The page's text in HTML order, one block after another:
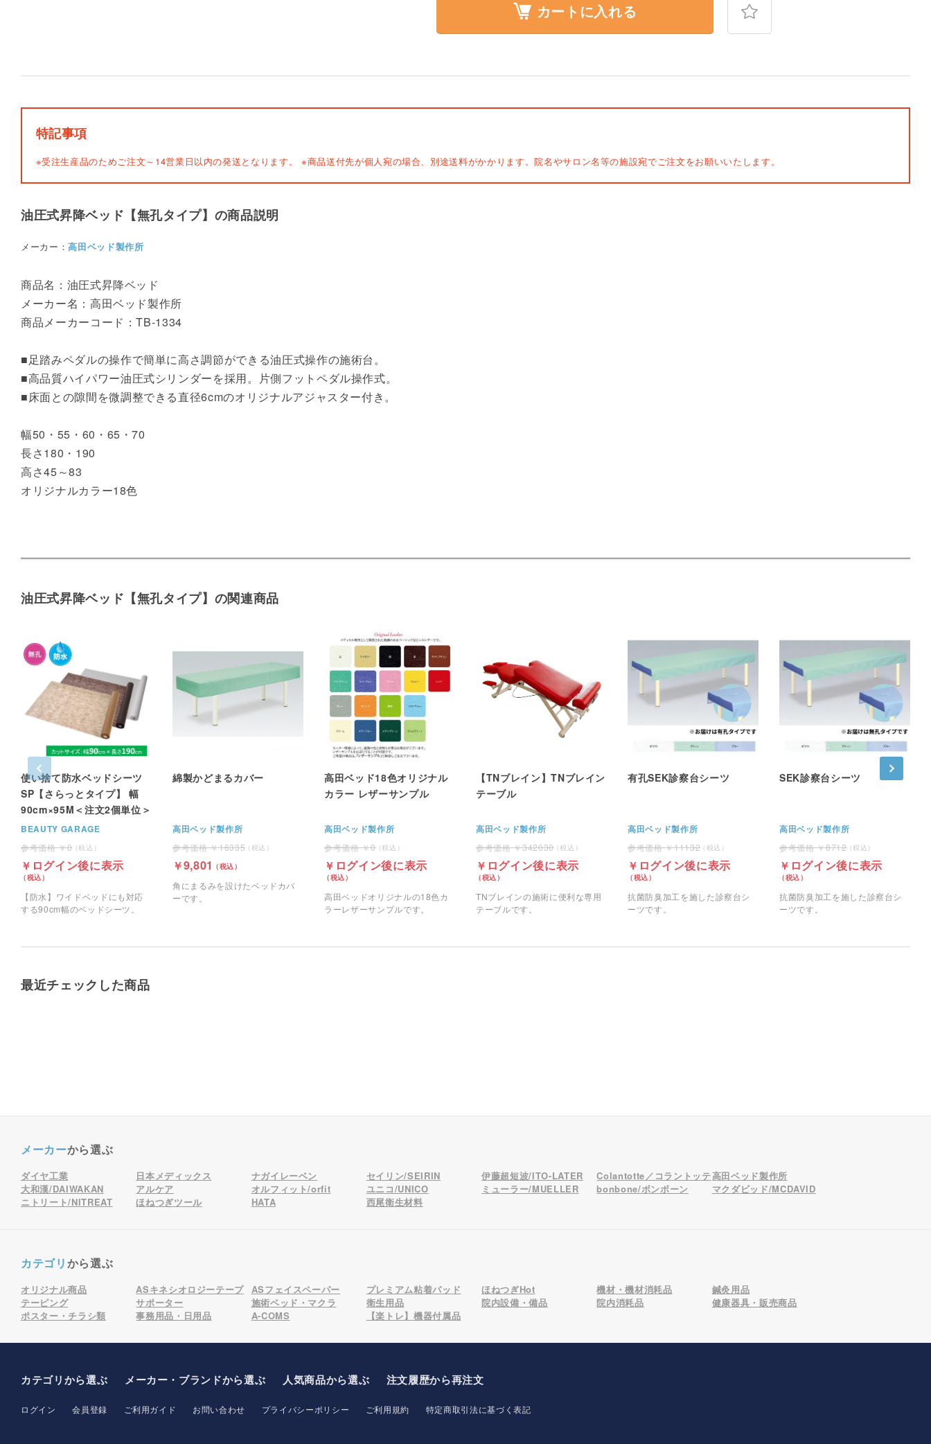
カートに入れる
特記事項
※受注生産品のためご注文～14営業日以内の発送となります。 ※商品送付先が個人宛の場合、別途送料がかかります。院名やサロン名等の施設宛でご注文をお願いいたします。
油圧式昇降ベッド【無孔タイプ】の商品説明
メーカー：高田ベッド製作所
商品名：油圧式昇降ベッド
メーカー名：高田ベッド製作所
商品メーカーコード：TB-1334
■足踏みペダルの操作で簡単に高さ調節ができる油圧式操作の施術台。
■高品質ハイパワー油圧式シリンダーを採用。片側フットペダル操作式。
■床面との隙間を微調整できる直径6cmのオリジナルアジャスター付き。
幅50・55・60・65・70
長さ180・190
高さ45～83
オリジナルカラー18色
油圧式昇降ベッド【無孔タイプ】の関連商品
使い捨て防水ベッドシーツ
SP【さらっとタイプ】 幅
90cm×95M＜注文2個単位＞
BEAUTY GARAGE
0
ログイン後に表示
【防水】ワイドベッドにも対応
する90cm幅のベッドシーツ。
綿製かどまるカバー
高田ベッド製作所
16335
9,801
角にまるみを設けたベッドカバ
ーです。
高田ベッド18色オリジナル
カラー レザーサンプル
高田ベッド製作所
0
ログイン後に表示
高田ベッドオリジナルの18色カ
ラーレザーサンプルです。
【TNブレイン】TNブレイン
テーブル
高田ベッド製作所
342030
ログイン後に表示
TNブレインの施術に便利な専用
テーブルです。
有孔SEK診察台シーツ
高田ベッド製作所
11132
ログイン後に表示
抗菌防臭加工を施した診察台シ
ーツです。
SEK診察台シーツ
高田ベッド製作所
8712
ログイン後に表示
抗菌防臭加工を施した診察台シ
ーツです。
最近チェックした商品
メーカーから選ぶ
ダイヤ工業 日本メディックス ナガイレーベン セイリン/SEIRIN 伊藤超短波/ITO-LATER Colantotte／コラントッテ高田ベッド製作所
大和漢/DAIWAKAN
アルケア オルフィット/orfit ユニコ/UNICO ミューラー/MUELLER bonbone/ボンボーン
マクダビッド/MCDAVID
ニトリート/NITREAT
ほねつぎツール HATA 西尾衛生材料
カテゴリから選ぶ
オリジナル商品 ASキネシオロジーテープ ASフェイスペーパー プレミアム粘着パッド ほねつぎHot 機材・機材消耗品
鍼灸用品
テーピング
サポーター 施術ベッド・マクラ 衛生用品 院内設備・備品 院内消耗品
健康器具・販売商品
ポスター・チラシ類
事務用品・日用品 A-COMS 【楽トレ】機器付属品
カテゴリから選ぶ メーカー ・ブランドから選ぶ 人気商品から選ぶ 注文履歴から再注文
ログイン 会員登録 ご利用ガイド お問い合わせ プライバシーポリシー ご利用規約 特定商取引法に基づく表記